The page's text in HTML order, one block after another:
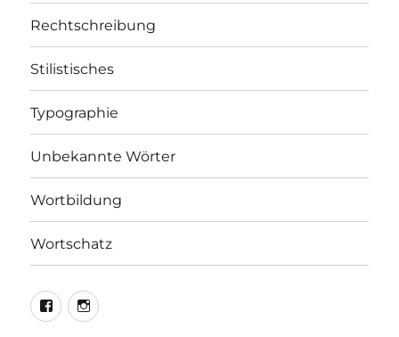
Rechtschreibung
Stilistisches
Typographie
Unbekannte Wörter
Wortbildung
Wortschatz
LEO@Facebook
LEO@Instagram